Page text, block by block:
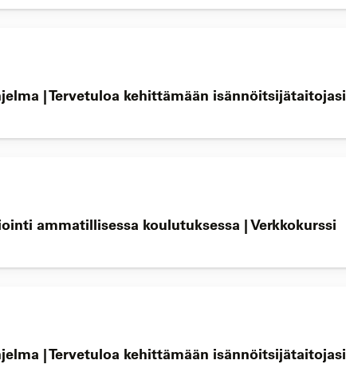
| Tervetuloa kehittämään isännöitsijätaitojasi
ammatillisessa koulutuksessa | Verkkokurssi
| Tervetuloa kehittämään isännöitsijätaitojasi